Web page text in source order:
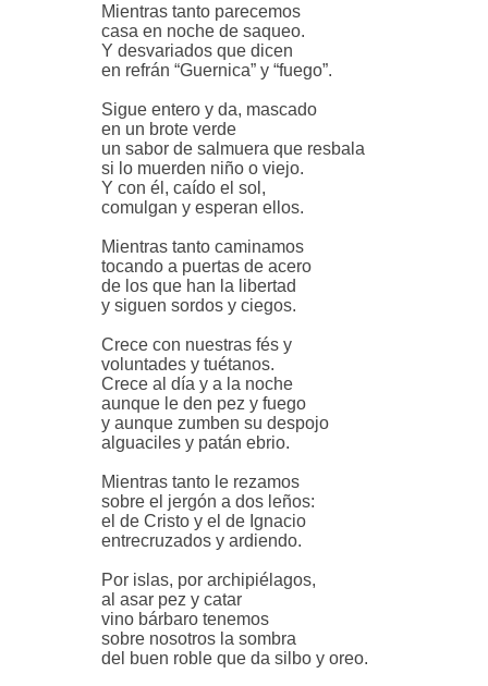
Mientras tanto parecemos
casa en noche de saqueo.
Y desvariados que dicen
en refrán “Guernica” y “fuego”.
Sigue entero y da, mascado
en un brote verde
un sabor de salmuera que resbala
si lo muerden niño o viejo.
Y con él, caído el sol,
comulgan y esperan ellos.
Mientras tanto caminamos
tocando a puertas de acero
de los que han la libertad
y siguen sordos y ciegos.
Crece con nuestras fés y
voluntades y tuétanos.
Crece al día y a la noche
aunque le den pez y fuego
y aunque zumben su despojo
alguaciles y patán ebrio.
Mientras tanto le rezamos
sobre el jergón a dos leños:
el de Cristo y el de Ignacio
entrecruzados y ardiendo.
Por islas, por archipiélagos,
al asar pez y catar
vino bárbaro tenemos
sobre nosotros la sombra
del buen roble que da silbo y oreo.